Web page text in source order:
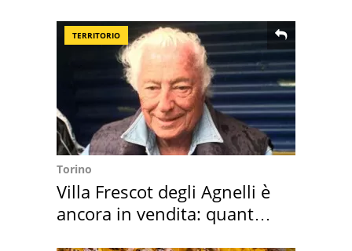
TERRITORIO
Torino
Villa Frescot degli Agnelli è
ancora in vendita: quanto